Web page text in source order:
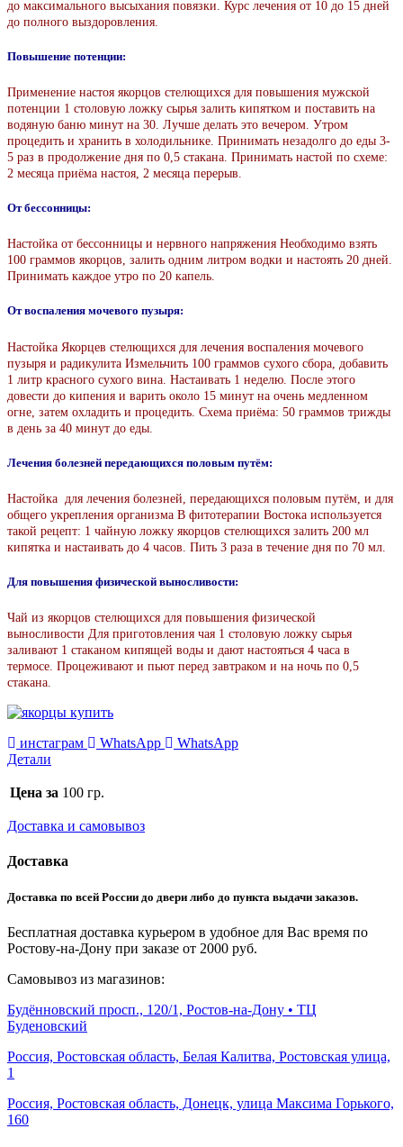
до максимального высыхания повязки. Курс лечения от 10 до 15 дней
до полного выздоровления.
Повышение потенции:
Применение настоя якорцов стелющихся для повышения мужской
потенции 1 столовую ложку сырья залить кипятком и поставить на
водяную баню минут на 30. Лучше делать это вечером. Утром
процедить и хранить в холодильнике. Принимать незадолго до еды 3-
5 раз в продолжение дня по 0,5 стакана. Принимать настой по схеме:
2 месяца приёма настоя, 2 месяца перерыв.
От бессонницы:
Настойка от бессонницы и нервного напряжения Необходимо взять
100 граммов якорцов, залить одним литром водки и настоять 20 дней.
Принимать каждое утро по 20 капель.
От воспаления мочевого пузыря:
Настойка Якорцев стелющихся для лечения воспаления мочевого
пузыря и радикулита Измельчить 100 граммов сухого сбора, добавить
1 литр красного сухого вина. Настаивать 1 неделю. После этого
довести до кипения и варить около 15 минут на очень медленном
огне, затем охладить и процедить. Схема приёма: 50 граммов трижды
в день за 40 минут до еды.
Лечения болезней передающихся половым путём:
Настойка для лечения болезней, передающихся половым путём, и для
общего укрепления организма В фитотерапии Востока используется
такой рецепт: 1 чайную ложку якорцов стелющихся залить 200 мл
кипятка и настаивать до 4 часов. Пить 3 раза в течение дня по 70 мл.
Для повышения физической выносливости:
Чай из якорцов стелющихся для повышения физической
выносливости Для приготовления чая 1 столовую ложку сырья
заливают 1 стаканом кипящей воды и дают настояться 4 часа в
термосе. Процеживают и пьют перед завтраком и на ночь по 0,5
стакана.
инстаграм WhatsApp
WhatsApp
Детали
Цена за 100 гр.
Доставка и самовывоз
Доставка
Доставка по всей России до двери либо до пункта выдачи заказов.
Бесплатная доставка курьером в удобное для Вас время по
Ростову-на-Дону при заказе от 2000 руб.
Самовывоз из магазинов:
Будённовский просп., 120/1, Ростов-на-Дону • ТЦ
Буденовский
Россия, Ростовская область, Белая Калитва, Ростовская улица,
1
Россия, Ростовская область, Донецк, улица Максима Горького,
160